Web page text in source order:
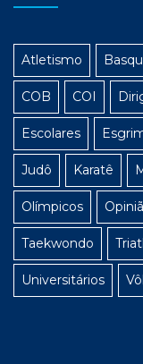
Atletismo
COB COI
Escolares
Judô Karatê
Olímpicos
Taekwondo
Universitários